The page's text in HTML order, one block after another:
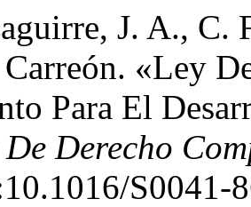
J. A., C.
Carreón. «Ley
Para El
Derecho
S0041-